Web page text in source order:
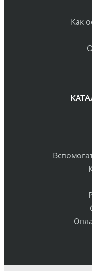
Как